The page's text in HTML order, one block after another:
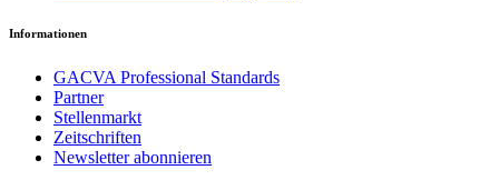
Informationen
GACVA Professional Standards
Partner
Stellenmarkt
Zeitschriften
Newsletter abonnieren